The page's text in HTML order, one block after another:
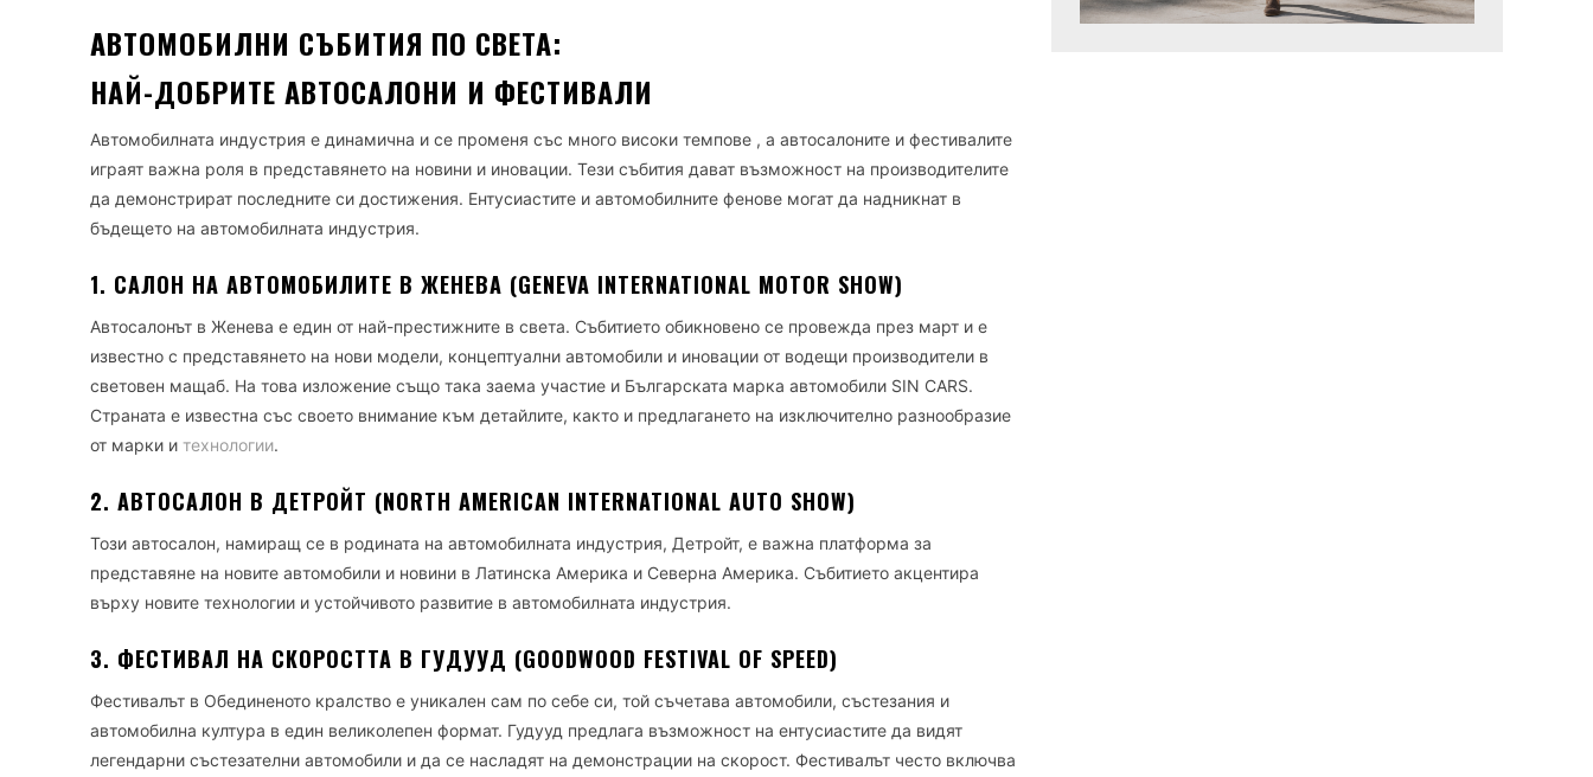
АВТОМОБИЛНИ СЪБИТИЯ ПО СВЕТА:
НАЙ-ДОБРИТЕ АВТОСАЛОНИ И ФЕСТИВАЛИ
Автомобилната индустрия е динамична и се променя със много високи темпове , а автосалоните и фестивалите
играят важна роля в представянето на новини и иновации. Тези събития дават възможност на производителите
да демонстрират последните си достижения. Ентусиастите и автомобилните фенове могат да надникнат в
бъдещето на автомобилната индустрия.
1. САЛОН НА АВТОМОБИЛИТЕ В ЖЕНЕВА (GENEVA INTERNATIONAL MOTOR SHOW)
Автосалонът в Женева е един от най-престижните в света. Събитието обикновено се провежда през март и е
известно с представянето на нови модели, концептуални автомобили и иновации от водещи производители в
световен мащаб. На това изложение също така заема участие и Българската марка автомобили SIN CARS.
Страната е известна със своето внимание към детайлите, както и предлагането на изключително разнообразие
от марки и технологии.
2. АВТОСАЛОН В ДЕТРОЙТ (NORTH AMERICAN INTERNATIONAL AUTO SHOW)
Този автосалон, намиращ се в родината на автомобилната индустрия, Детройт, е важна платформа за
представяне на новите автомобили и новини в Латинска Америка и Северна Америка. Събитието акцентира
върху новите технологии и устойчивото развитие в автомобилната индустрия.
3. ФЕСТИВАЛ НА СКОРОСТТА В ГУДУУД (GOODWOOD FESTIVAL OF SPEED)
Фестивалът в Обединеното кралство е уникален сам по себе си, той съчетава автомобили, състезания и
автомобилна култура в един великолепен формат. Гудууд предлага възможност на ентусиастите да видят
легендарни състезателни автомобили и да се насладят на демонстрации на скорост. Фестивалът често включва